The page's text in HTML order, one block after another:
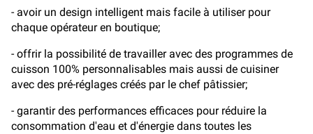
- avoir un design intelligent mais facile à utiliser pour
chaque opérateur en boutique;
- offrir la possibilité de travailler avec des programmes de
cuisson 100% personnalisables mais aussi de cuisiner
avec des pré-réglages créés par le chef pâtissier;
- garantir des performances efficaces pour réduire la
consommation d'eau et d'énergie dans toutes les